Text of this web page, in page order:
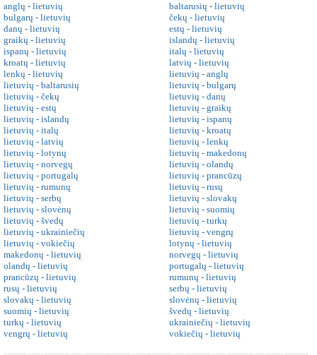
anglų - lietuvių
baltarusių - lietuvių
bulgarų - lietuvių
čekų - lietuvių
danų - lietuvių
estų - lietuvių
graikų - lietuvių
islandų - lietuvių
ispanų - lietuvių
italų - lietuvių
kroatų - lietuvių
latvių - lietuvių
lenkų - lietuvių
lietuvių - anglų
lietuvių - baltarusių
lietuvių - bulgarų
lietuvių - čekų
lietuvių - danų
lietuvių - estų
lietuvių - graikų
lietuvių - islandų
lietuvių - ispanų
lietuvių - italų
lietuvių - kroatų
lietuvių - latvių
lietuvių - lenkų
lietuvių - lotynų
lietuvių - makedonų
lietuvių - norvegų
lietuvių - olandų
lietuvių - portugalų
lietuvių - prancūzų
lietuvių - rumunų
lietuvių - rusų
lietuvių - serbų
lietuvių - slovakų
lietuvių - slovėnų
lietuvių - suomių
lietuvių - švedų
lietuvių - turkų
lietuvių - ukrainiečių
lietuvių - vengrų
lietuvių - vokiečių
lotynų - lietuvių
makedonų - lietuvių
norvegų - lietuvių
olandų - lietuvių
portugalų - lietuvių
prancūzų - lietuvių
rumunų - lietuvių
rusų - lietuvių
serbų - lietuvių
slovakų - lietuvių
slovėnų - lietuvių
suomių - lietuvių
švedų - lietuvių
turkų - lietuvių
ukrainiečių - lietuvių
vengrų - lietuvių
vokiečių - lietuvių